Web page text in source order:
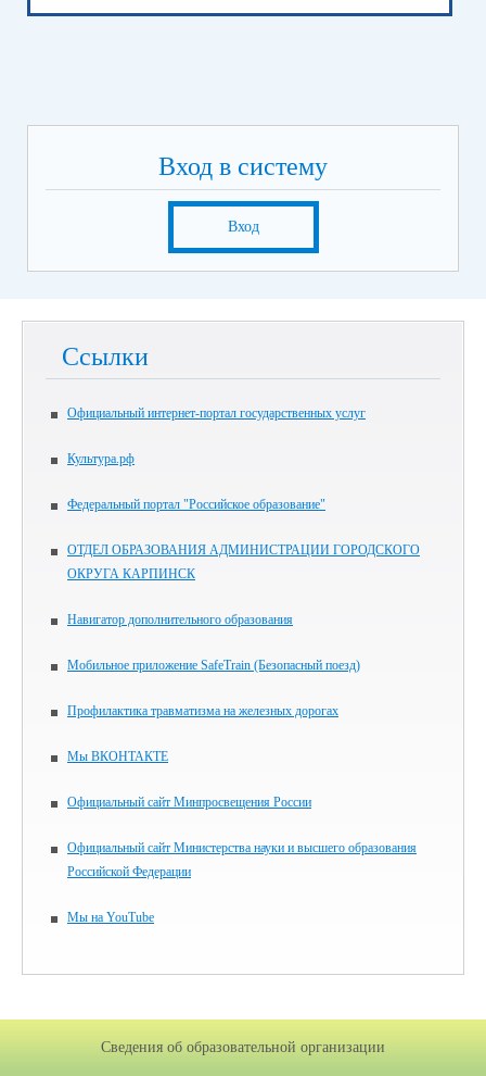
Вход в систему
Вход
Ссылки
Официальный интернет-портал государственных услуг
Культура.рф
Федеральный портал "Российское образование"
ОТДЕЛ ОБРАЗОВАНИЯ АДМИНИСТРАЦИИ ГОРОДСКОГО
ОКРУГА КАРПИНСК
Навигатор дополнительного образования
Мобильное приложение SafeTrain (Безопасный поезд)
Профилактика травматизма на железных дорогах
Мы ВКОНТАКТЕ
Официальный сайт Минпросвещения России
Официальный сайт Министерства науки и высшего образования
Российской Федерации
Мы на YouTube
Сведения об образовательной организации